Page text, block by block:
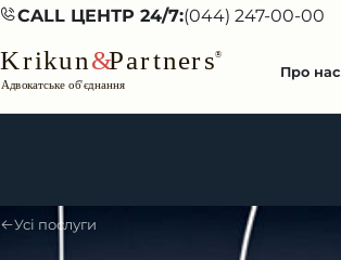
CALL ЦЕНТР 24/7:(044) 247-00-00
Про нас
Усі послуги